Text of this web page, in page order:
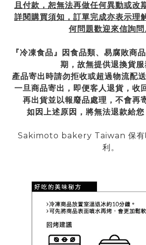
且付款，恕無法再做任何異動或改
詳閱購買須知，訂單完成亦表示理
何問題歡迎來信詢問
『冷凍食品』因食品類、易腐敗商
期，故無提供退換貨服
產品寄出時請勿拒收或超過物流配
一旦商品寄出，即便客人退貨，收
再出貨並以報廢品處理，不會再
如因上述原因，將無法退款給您
Sakimoto bakery Taiwan 保有
利。